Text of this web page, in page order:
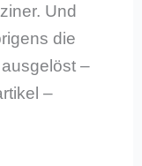
Und
die
–
–